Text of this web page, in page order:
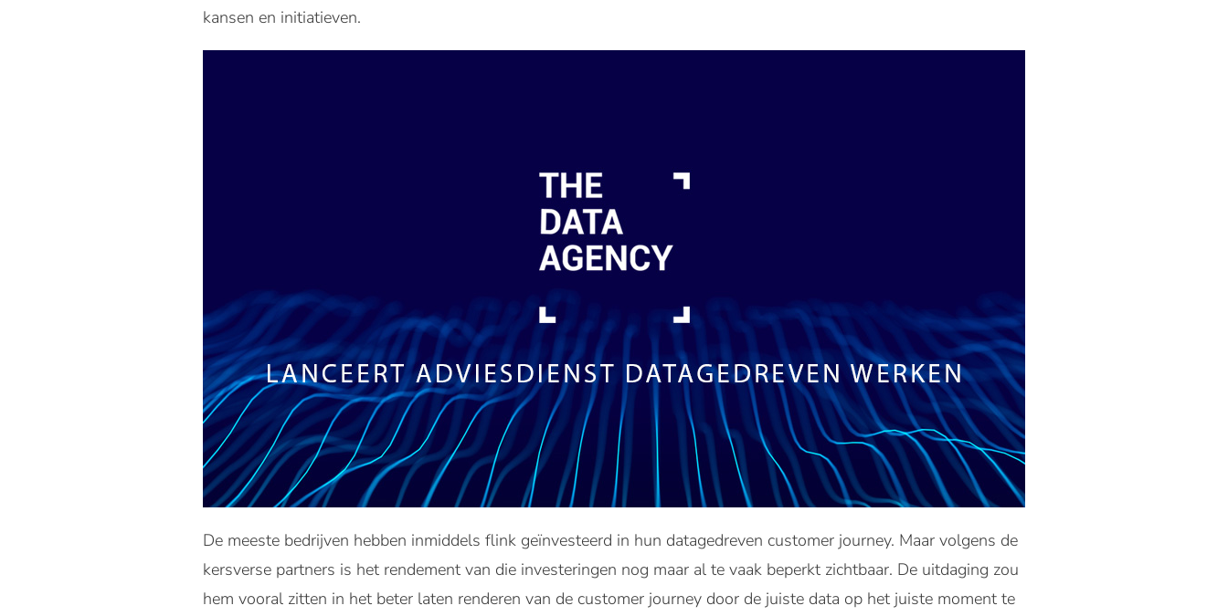
kansen en initiatieven.
De meeste bedrijven hebben inmiddels flink geïnvesteerd in hun datagedreven customer journey. Maar volgens de
kersverse partners is het rendement van die investeringen nog maar al te vaak beperkt zichtbaar. De uitdaging zou
hem vooral zitten in het beter laten renderen van de customer journey door de juiste data op het juiste moment te